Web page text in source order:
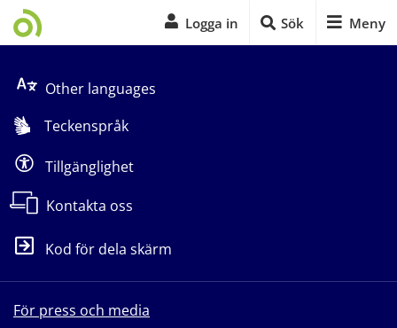
Logga in Sök Meny
Other languages
Teckenspråk
Tillgänglighet
Kontakta oss
Kod för dela skärm
För press och media